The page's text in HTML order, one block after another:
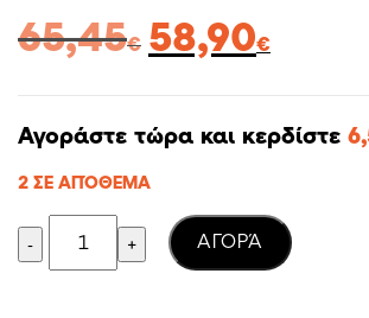
65,45€
Original
price
65,45€.
58,90€τρέχουσα
είναι:
Αγοράστε τώρα και κερδίστε
2 ΣΕ ΑΠΌΘΕΜΑ
Quantity
AΓΟΡΆ